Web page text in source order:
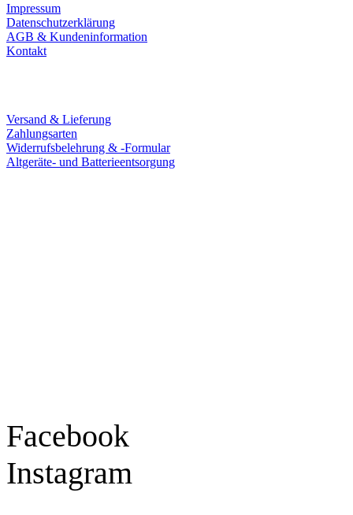
Impressum
Datenschutzerklärung
AGB & Kundeninformation
Kontakt
Versand & Lieferung
Zahlungsarten
Widerrufsbelehrung & -Formular
Altgeräte- und Batterieentsorgung
Facebook
Instagram